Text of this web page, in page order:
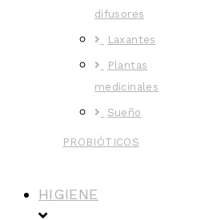
difusores
Laxantes
Plantas
medicinales
Sueño
PROBIÓTICOS
HIGIENE